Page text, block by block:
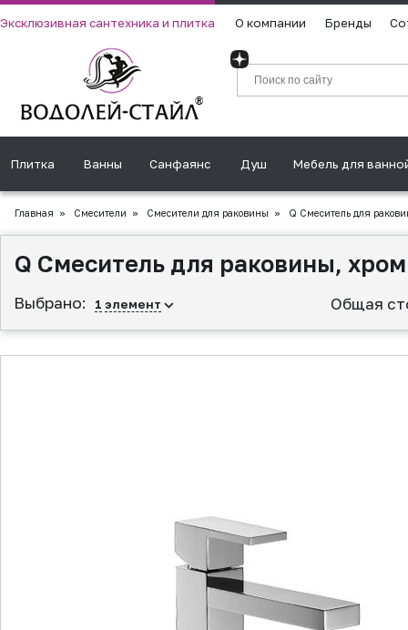
Эксклюзивная сантехника и плитка О компании Бренды
Плитка Ванны Санфаянс Душ Мебель для
Главная » Смесители » Смесители для раковины » Q Смеситель для
Q Смеситель для раковины, хром
Выбрано: 1 элемент Общая